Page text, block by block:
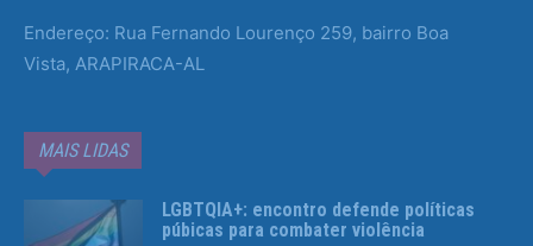
Endereço: Rua Fernando Lourenço 259, bairro Boa
Vista, ARAPIRACA-AL
MAIS LIDAS
LGBTQIA+: encontro defende políticas
púbicas para combater violência